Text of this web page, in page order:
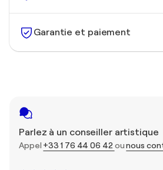
Garantie et paiement
Parlez à un conseiller artistique
Appel +33 1 76 44 06 42 ounous